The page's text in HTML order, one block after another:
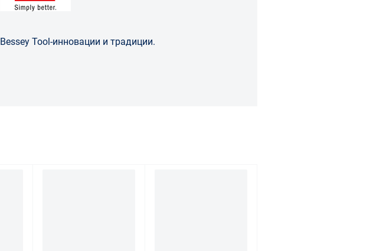
Bessey Tool-инновации и традиции.